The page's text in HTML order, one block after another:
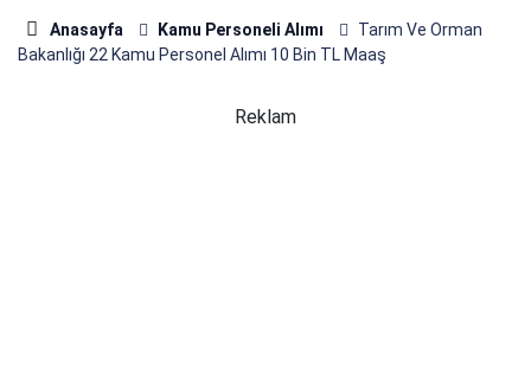
Anasayfa Kamu Personeli Alımı
Tarım Ve Orman
Bakanlığı 22 Kamu Personel Alımı 10 Bin TL Maaş
Reklam